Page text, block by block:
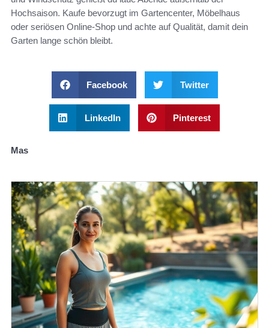
Hochsaison. Kaufe bevorzugt im Gartencenter, Möbelhaus
oder seriösen Online-Shop und achte auf Qualität, damit dein
Garten lange schön bleibt.
Facebook Twitter
LinkedIn Pinterest
Mas